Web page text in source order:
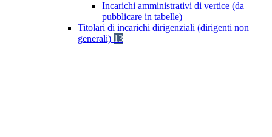
Incarichi amministrativi di vertice (da
pubblicare in tabelle)
Titolari di incarichi dirigenziali (dirigenti non
generali) 13